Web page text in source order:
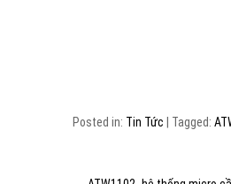
Posted in: Tin Tức Tagged: